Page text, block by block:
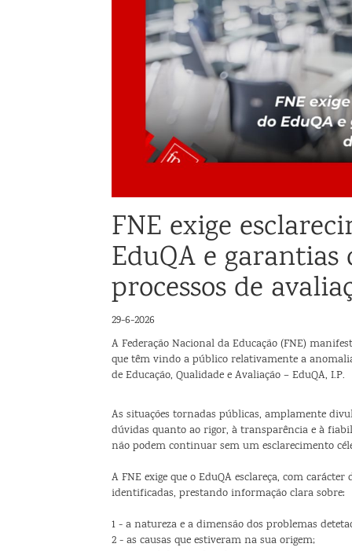
FNE exige
EduQA e
processos de
29-6-2026
A Federação Nacional da Educação (FNE)
que têm vindo a público relativamente a
de Educação, Qualidade e Avaliação – EduQA, I.P.
As situações tornadas públicas, amplamente
dúvidas quanto ao rigor, à transparência e à
não podem continuar sem um esclarecimento
A FNE exige que o EduQA esclareça, com
identificadas, prestando informação clara sobre:
1 - a natureza e a dimensão dos problemas
2 - as causas que estiveram na sua origem;